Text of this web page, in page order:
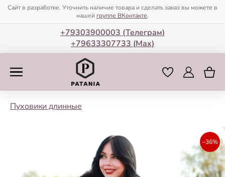
Сайт в разработке. Уточнить наличие товара и сделать заказ вы можете в
нашей группе ВКонтакте.
+79303900003 (Телеграм)
+79633307733 (Мax)
Пуховики длинные
−36%